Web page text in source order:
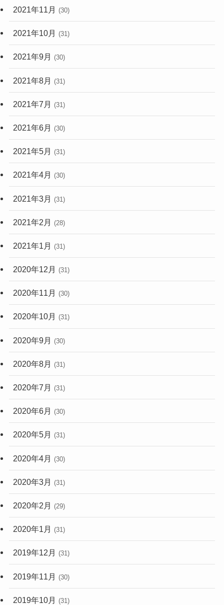
2021年11月 (30)
2021年10月 (31)
2021年9月 (30)
2021年8月 (31)
2021年7月 (31)
2021年6月 (30)
2021年5月 (31)
2021年4月 (30)
2021年3月 (31)
2021年2月 (28)
2021年1月 (31)
2020年12月 (31)
2020年11月 (30)
2020年10月 (31)
2020年9月 (30)
2020年8月 (31)
2020年7月 (31)
2020年6月 (30)
2020年5月 (31)
2020年4月 (30)
2020年3月 (31)
2020年2月 (29)
2020年1月 (31)
2019年12月 (31)
2019年11月 (30)
2019年10月 (31)